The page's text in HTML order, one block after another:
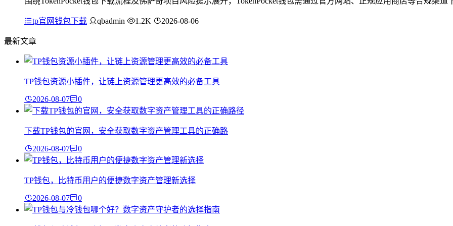
tp官网钱包下载 qbadmin 1.2K 2026-08-06
最新文章
TP钱包资源小插件，让链上资源管理更高效的必备工具
2026-08-07 0
下载TP钱包的官网，安全获取数字资产管理工具的正确路
2026-08-07 0
TP钱包，比特币用户的便捷数字资产管理新选择
2026-08-07 0